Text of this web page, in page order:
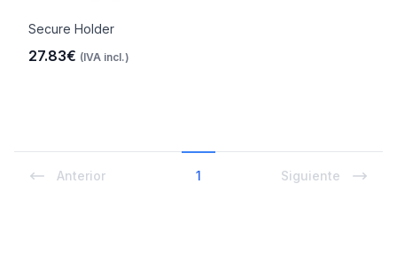
Secure Holder
27.83€ (IVA incl.)
Anterior 1 Siguiente